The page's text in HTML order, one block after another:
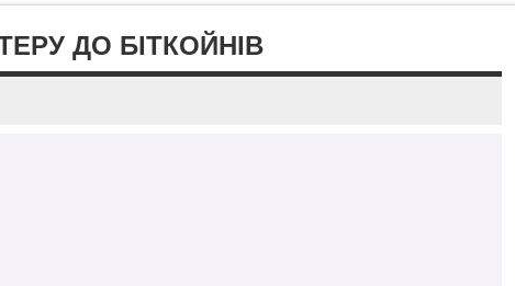
ДО БІТКОЙНІВ